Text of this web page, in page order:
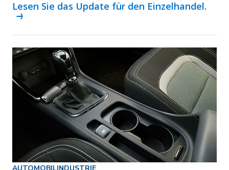
Lesen Sie das Update für den Einzelhandel.